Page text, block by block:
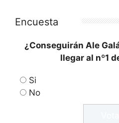
Encuesta
¿Conseguirán Ale
llegar al nº1
Si
No